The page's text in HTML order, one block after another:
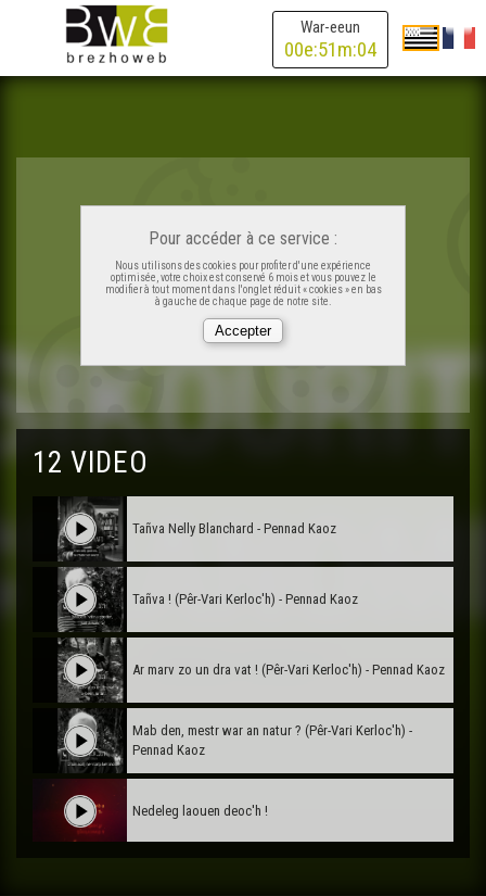
War-eeun
00e:51m:04
Pour accéder à ce service :
Nous utilisons des cookies pour profiter d'une expérience
optimisée, votre choix est conservé 6 mois et vous pouvez le
modifier à tout moment dans l'onglet réduit « cookies » en bas
à gauche de chaque page de notre site.
12 VIDEO
Tañva Nelly Blanchard - Pennad Kaoz
Tañva ! (Pêr-Vari Kerloc'h) - Pennad Kaoz
Ar marv zo un dra vat ! (Pêr-Vari Kerloc'h) - Pennad Kaoz
Mab den, mestr war an natur ? (Pêr-Vari Kerloc'h) -
Pennad Kaoz
Nedeleg laouen deoc'h !